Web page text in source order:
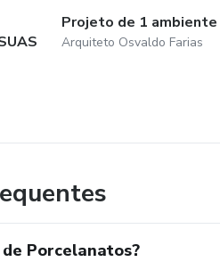
Projeto de 1 ambiente
Arquiteto Osvaldo Farias
Porcelanatos?